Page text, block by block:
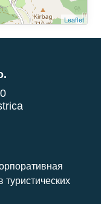
Leaflet
туристических